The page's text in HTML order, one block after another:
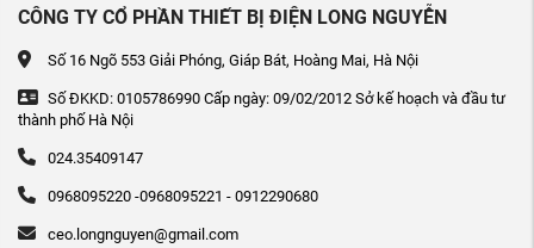
CÔNG TY CỔ PHẦN THIẾT BỊ ĐIỆN LONG NGUYỄN
Số 16 Ngõ 553 Giải Phóng, Giáp Bát, Hoàng Mai, Hà Nội
Số ĐKKD: 0105786990 Cấp ngày: 09/02/2012 Sở kế hoạch và đầu tư
thành phố Hà Nội
024.35409147
0968095220 -0968095221 - 0912290680
ceo.longnguyen@gmail.com